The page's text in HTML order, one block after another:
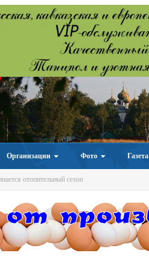
Организации Фото Газета
отопительный сезон